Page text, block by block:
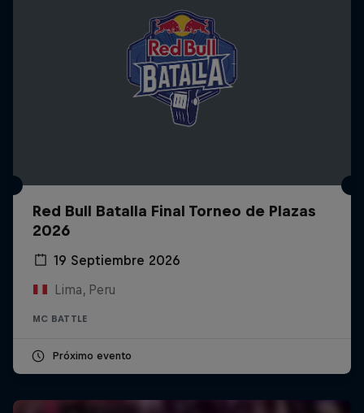
Red Bull Batalla Final Torneo de Plazas
2026
19 Septiembre 2026
Lima, Peru
MC BATTLE
Próximo evento